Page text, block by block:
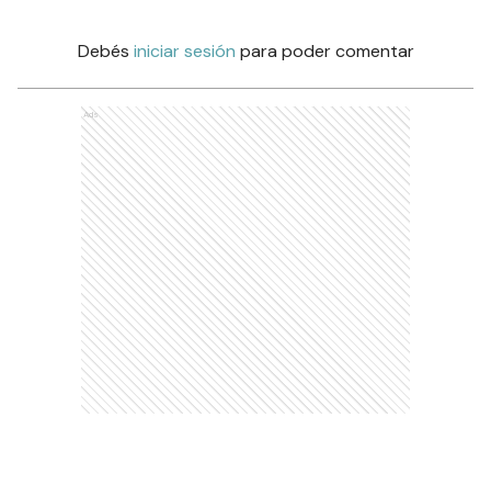
Debés iniciar sesión para poder comentar
Ads